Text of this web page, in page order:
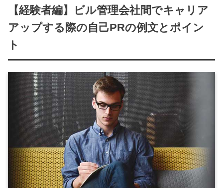
【経験者編】ビル管理会社間でキャリア
アップする際の自己PRの例文とポイン
ト